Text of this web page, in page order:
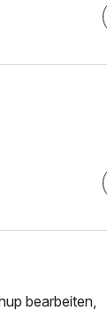
bearbeiten,